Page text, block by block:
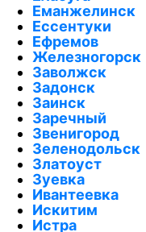
Еманжелинск
Ессентуки
Ефремов
Железногорск
Заволжск
Задонск
Заинск
Заречный
Звенигород
Зеленодольск
Златоуст
Зуевка
Ивантеевка
Искитим
Истра